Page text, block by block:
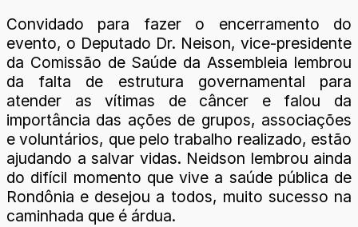
Convidado para fazer o encerramento do
evento, o Deputado Dr. Neison, vice-presidente
da Comissão de Saúde da Assembleia lembrou
da falta de estrutura governamental para
atender as vítimas de câncer e falou da
importância das ações de grupos, associações
e voluntários, que pelo trabalho realizado, estão
ajudando a salvar vidas. Neidson lembrou ainda
do difícil momento que vive a saúde pública de
Rondônia e desejou a todos, muito sucesso na
caminhada que é árdua.